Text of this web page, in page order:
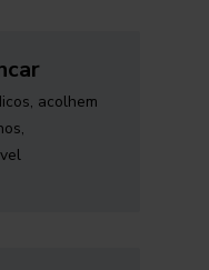
acolhem